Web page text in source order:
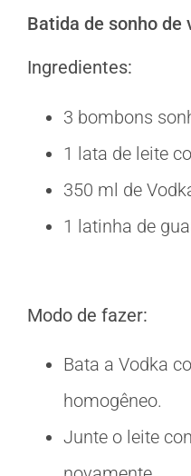
Batida de sonho de
Ingredientes:
3 bombons
1 lata de leite
350 ml de
1 latinha de
Modo de fazer:
Bata a Vodka
homogêneo.
Junte o leite